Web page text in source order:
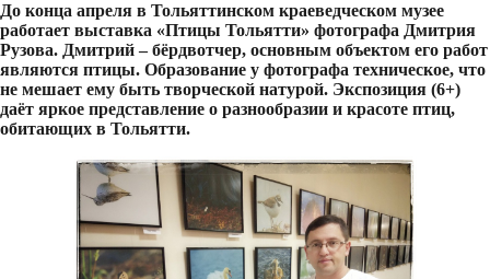
До конца апреля в Тольяттинском краеведческом музее
работает выставка «Птицы Тольятти» фотографа Дмитрия
Рузова. Дмитрий – бёрдвотчер, основным объектом его работ
являются птицы. Образование у фотографа техническое, что
не мешает ему быть творческой натурой. Экспозиция (6+)
даёт яркое представление о разнообразии и красоте птиц,
обитающих в Тольятти.